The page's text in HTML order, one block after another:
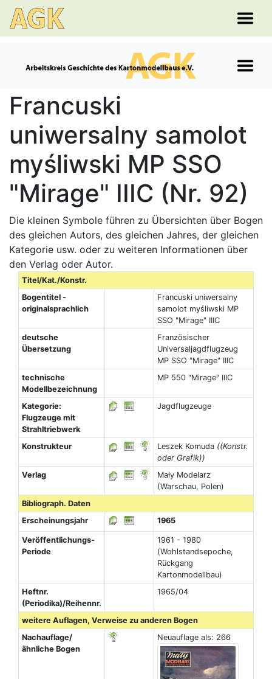
Francuski
uniwersalny samolot
myśliwski MP SSO
"Mirage" IIIC (Nr. 92)
Die kleinen Symbole führen zu Übersichten über Bogen
des gleichen Autors, des gleichen Jahres, der gleichen
Kategorie usw. oder zu weiteren Informationen über
den Verlag oder Autor.
Titel/Kat./Konstr.
Bogentitel -
originalsprachlich
Francuski uniwersalny
samolot myśliwski MP
SSO "Mirage" IIIC
deutsche
Übersetzung
Französischer
Universaljagdflugzeug
MP SSO "Mirage" IIIC
technische
Modellbezeichnung
MP 550 "Mirage" IIIC
Kategorie:
Flugzeuge mit
Strahltriebwerk
Jagdflugzeuge
Konstrukteur Leszek Komuda ((Konstr.
oder Grafik))
Verlag
Mały Modelarz
(Warschau, Polen)
Bibliograph. Daten
Erscheinungsjahr
1965
Veröffentlichungs-
Periode
1961 - 1980
(Wohlstandsepoche,
Rückgang
Kartonmodellbau)
Heftnr.
(Periodika)/Reihennr.
1965/04
weitere Auflagen, Verweise zu anderen Bogen
Nachauflage/
ähnliche Bogen
Neuauflage als: 266